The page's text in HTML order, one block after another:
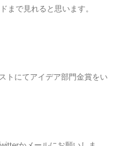
まで見れると思います。
トにてアイデア部門金賞をい